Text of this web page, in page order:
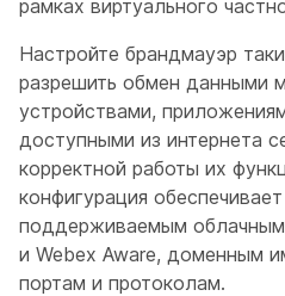
рамках виртуального
Настройте брандмауэр
разрешить обмен данными
устройствами,
доступными из интернета
корректной работы их
конфигурация
поддерживаемым облачным
и Webex Aware, доменным
портам и протоколам.